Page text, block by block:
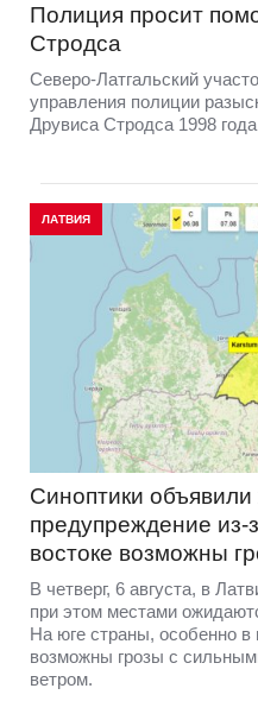
Полиция просит
Стродса
Северо-Латгальский
управления полиции
Друвиса Стродса 1998
ЛАТВИЯ
Синоптики объявили
предупреждение
востоке возможны
В четверг, 6 августа, в
при этом местами
На юге страны, особенно в
возможны грозы с
ветром.